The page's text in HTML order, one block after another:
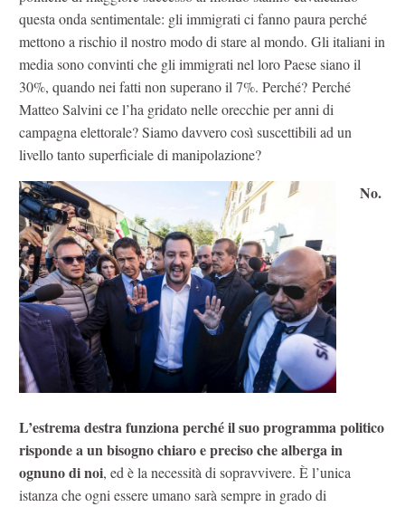
questa onda sentimentale: gli immigrati ci fanno paura perché
mettono a rischio il nostro modo di stare al mondo. Gli italiani in
media sono convinti che gli immigrati nel loro Paese siano il
30%, quando nei fatti non superano il 7%. Perché? Perché
Matteo Salvini ce l’ha gridato nelle orecchie per anni di
campagna elettorale? Siamo davvero così suscettibili ad un
livello tanto superficiale di manipolazione?
No.
L’estrema destra funziona perché il suo programma politico
risponde a un bisogno chiaro e preciso che alberga in
ognuno di noi, ed è la necessità di sopravvivere. È l’unica
istanza che ogni essere umano sarà sempre in grado di